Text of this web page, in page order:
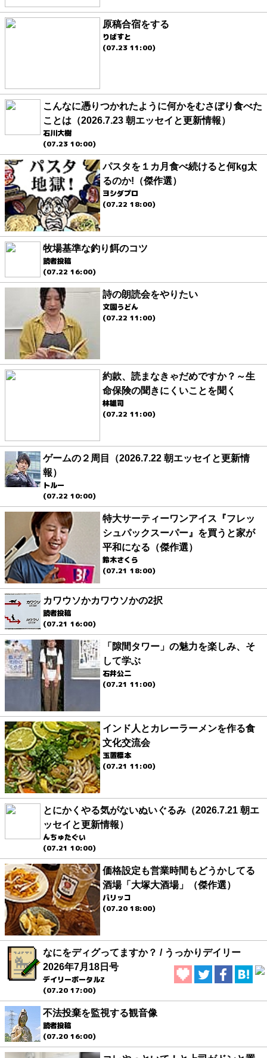
原稿合宿をする
りばすと
(07.23 11:00)
こんなに憑りつかれたように何かをむさぼり食べた
ことは（2026.7.23 朝エッセイと更新情報）
石川大樹
(07.23 10:00)
パスタを１カ月食べ続けると何kg太
るのか!（傑作選）
ヨシダプロ
(07.22 18:00)
牧場基準な釣り餌のコツ
読者投稿
(07.22 16:00)
詩の朗読会をやりたい
文園うどん
(07.22 11:00)
約款、読まなきゃだめですか？～生
命保険の聞きにくいことを聞く
林雄司
(07.22 11:00)
ゲームの２周目（2026.7.22 朝エッセイと更新情
報）
トルー
(07.22 10:00)
特大サーティーワンアイス『フレッ
シュパックスーパー』を買うと家が
平和になる（傑作選）
鈴木さくら
(07.21 18:00)
カワウソかカワウソかの2択
読者投稿
(07.21 16:00)
「隙間タワー」の魅力を楽しみ、そ
して学ぶ
石井公二
(07.21 11:00)
インド人とカレーラーメンを作る食
文化交流会
玉置標本
(07.21 11:00)
とにかくやる気がないぬいぐるみ（2026.7.21 朝エ
ッセイと更新情報）
んちゅたぐい
(07.21 10:00)
価格設定も営業時間もどうかしてる
酒場「大塚大酒場」（傑作選）
パリッコ
(07.20 18:00)
なにをディグってますか？ / うっかりデイリー
2026年7月18日号
デイリーポータルZ
(07.20 17:00)
不法投棄を監視する観音像
読者投稿
(07.20 16:00)